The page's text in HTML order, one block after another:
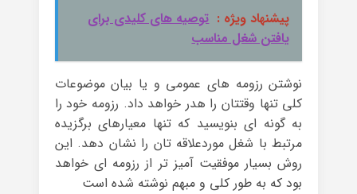
پیشنهاد ویژه : توصیه های کلیدی برای
یافتن شغل مناسب
نوشتن رزومه های عمومی و یا بیان موضوعات
کلی تنها وقتتان را هدر خواهد داد. رزومه خود را
به گونه ای بنویسید که تنها معیارهای برگزیده
مرتبط با شغل موردعلاقه تان را نشان دهد. این
روش بسیار موفقیت آمیز تر از رزومه ای خواهد
بود که به طور کلی و مبهم نوشته شده است